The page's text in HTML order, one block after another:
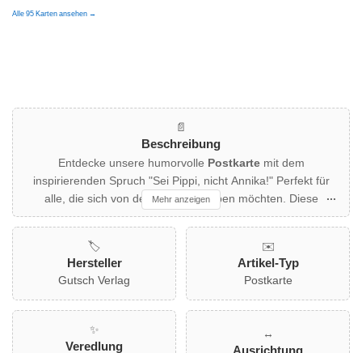
Alle 95 Karten ansehen →
📄
Beschreibung
Entdecke unsere humorvolle Postkartemit dem
inspirierenden Spruch "Sei Pippi, nicht Annika!" Perfekt für
alle, die sich von der Masse abheben möchten. Diese
farbenfroheGrußkartebesticht durch ihr verspieltes Design
mit frechen Buchstaben und einem niedlichen Affenmotiv.
Sie bringt garantiert Freude in deinen Briefkasten und ist
ideal für kreative Köpfe und Individualisten wie dich. Ein
echter Hingucker, der dich dazu motiviert, mutig und
einzigartig zu sein!
Mehr anzeigen
🏷️
Hersteller
Gutsch Verlag
✉️
Artikel-Typ
Postkarte
✨
Veredlung
↔️